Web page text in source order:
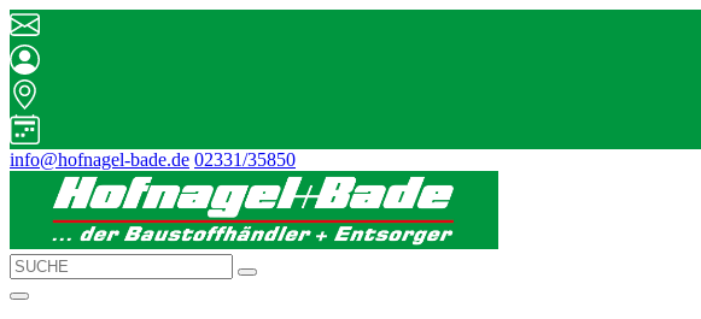
info@hofnagel-bade.de 02331/35850